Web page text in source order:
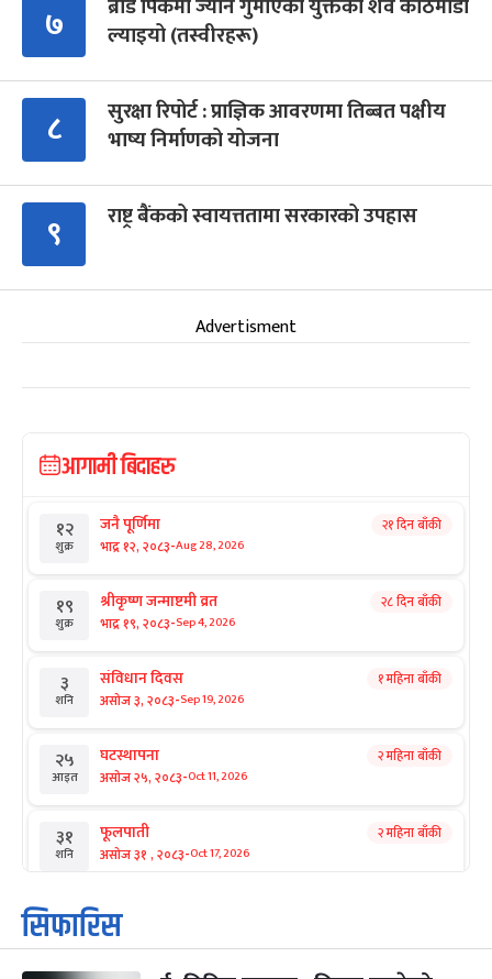
७
ब्रोड पिकमा ज्यान गुमाएका युक्तको शव काठमाडौं
ल्याइयो (तस्वीरहरू)
८
सुरक्षा रिपोर्ट : प्राज्ञिक आवरणमा तिब्बत पक्षीय
भाष्य निर्माणको योजना
९ राष्ट्र बैंकको स्वायत्ततामा सरकारको उपहास
Advertisment
आगामी बिदाहरु
१२
शुक्र
जनै पूर्णिमा
भाद्र १२, २०८३-Aug 28, 2026
२१ दिन बाँकी
१९
शुक्र
श्रीकृष्ण जन्माष्टमी व्रत
भाद्र १९, २०८३-Sep 4, 2026
२८ दिन बाँकी
३
शनि
संविधान दिवस
असोज ३, २०८३-Sep 19, 2026
१ महिना बाँकी
२५
आइत
घटस्थापना
असोज २५, २०८३-Oct 11, 2026
२ महिना बाँकी
३१
शनि
फूलपाती
असोज ३१ , २०८३-Oct 17, 2026
२ महिना बाँकी
१
आइत
कार्तिक सङ्क्रान्ति
कार्तिक १, २०८३
सिफारिस